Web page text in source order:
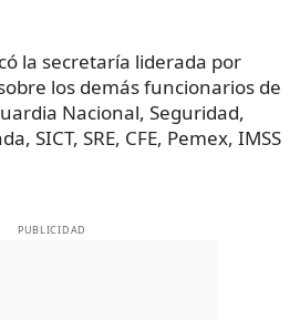
la secretaría liderada por
los demás funcionarios de
Nacional, Seguridad,
SICT, SRE, CFE, Pemex, IMSS
PUBLICIDAD